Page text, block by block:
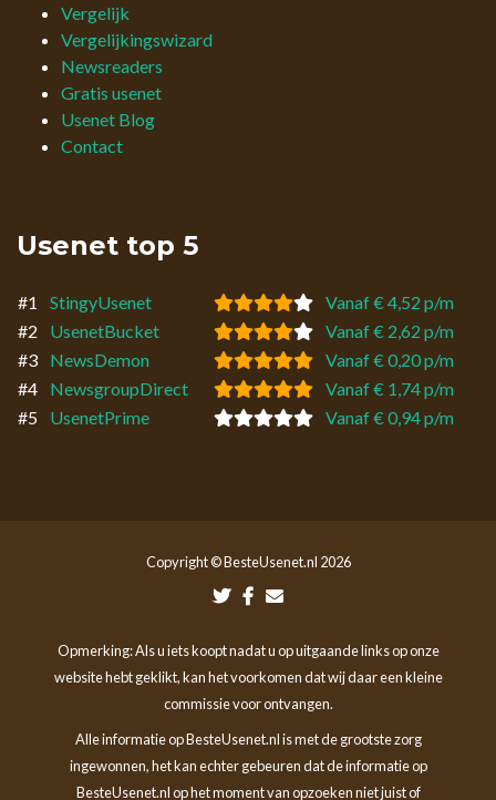
Vergelijk
Vergelijkingswizard
Newsreaders
Gratis usenet
Usenet Blog
Contact
Usenet top 5
#1 StingyUsenet
Vanaf € 4,52 p/m
#2
UsenetBucket
Vanaf € 2,62 p/m
#3
NewsDemon
Vanaf € 0,20 p/m
#4
NewsgroupDirect
Vanaf € 1,74 p/m
#5
UsenetPrime Vanaf € 0,94 p/m
Copyright © BesteUsenet.nl 2026
Opmerking: Als u iets koopt nadat u op uitgaande links op onze
website hebt geklikt, kan het voorkomen dat wij daar een kleine
commissie voor ontvangen.
Alle informatie op BesteUsenet.nl is met de grootste zorg
ingewonnen, het kan echter gebeuren dat de informatie op
BesteUsenet.nl op het moment van opzoeken niet juist of